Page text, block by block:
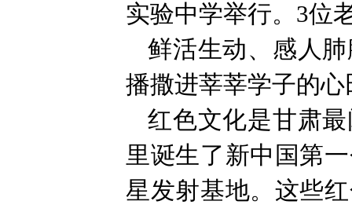
实验中学举行。3位
鲜活生动、感人
播撒进莘莘学子的
红色文化是甘肃
里诞生了新中国第
星发射基地。这些